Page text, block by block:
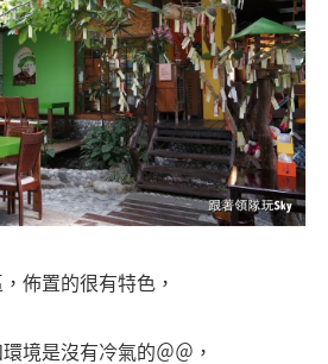
佈置的很有特色，
境是沒有冷氣的＠＠，